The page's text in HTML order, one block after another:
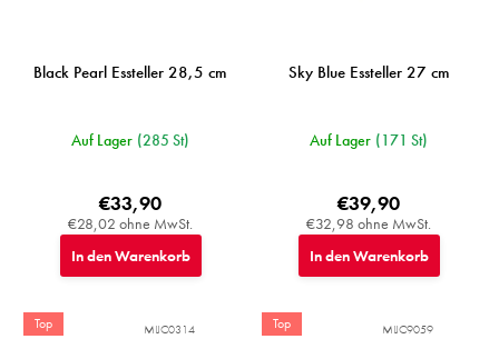
Black Pearl Essteller 28,5 cm
Auf Lager (285 St)
€28,02 ohne MwSt.
€33,90
In den Warenkorb
Sky Blue Essteller 27 cm
Auf Lager (171 St)
€32,98 ohne MwSt.
€39,90
In den Warenkorb
Top MIJC0314 Top MIJC9059